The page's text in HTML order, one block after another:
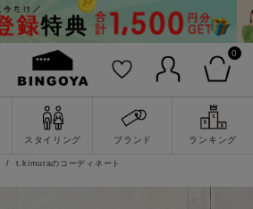
0
スタイリング ブランド ランキング
t.kimuraのコーディネート